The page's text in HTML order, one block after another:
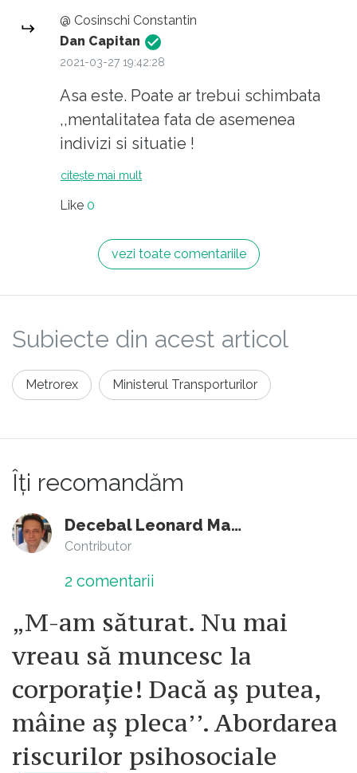
atentie .El practic isi cumpara respectul si
docilitatea oamenilor cu banii realizati in
spatiile Metrorex Vremurile s au schimbat
,oamenii au inceput sa nu mai tolereze
excrocheriile
@ Cosinschi Constantin
Dan Capitan
2021-03-27 19:42:28
Asa este. Poate ar trebui schimbata
,,mentalitatea fata de asemenea
indivizi si situatie !
citește mai mult
Like 0
vezi toate comentariile
Subiecte din acest articol
Metrorex Ministerul Transporturilor
Îți recomandăm
Decebal Leonard Marin
Contributor
2 comentarii
„M-am săturat. Nu mai
vreau să muncesc la
corporație! Dacă aș putea,
mâine aș pleca’’. Abordarea
riscurilor psihosociale